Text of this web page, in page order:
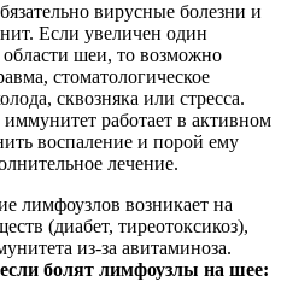
вирусные болезни и
Если увеличен один
шеи, то возможно
стоматологическое
сквозняка или стресса.
работает в активном
воспаление и порой ему
лечение.
лимфоузлов возникает на
(диабет, тиреотоксикоз),
из-за авитаминоза.
болят лимфоузлы на шее: